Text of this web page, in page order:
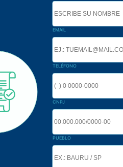
EMAIL
TELÉFONO
CNPJ
PUEBLO